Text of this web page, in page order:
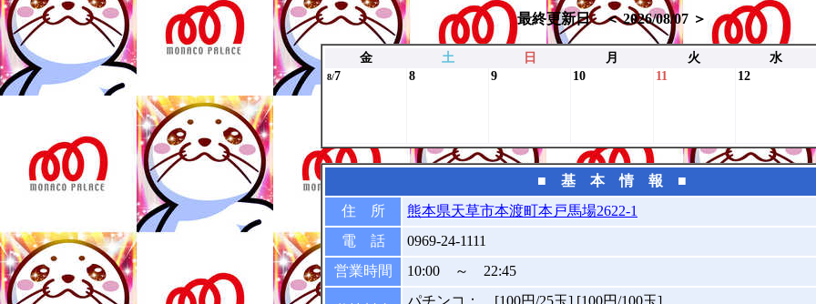
最終更新日 ＜ 2026/08/07 ＞
金 土 日 月 火 水
8/7 8 9 10 11 12
■ 基 本 情 報 ■
住 所
熊本県天草市本渡町本戸馬場2622-1
電 話
0969-24-1111
営業時間
10:00 ～ 22:45
パチンコ： [100円/25玉] [100円/100玉]